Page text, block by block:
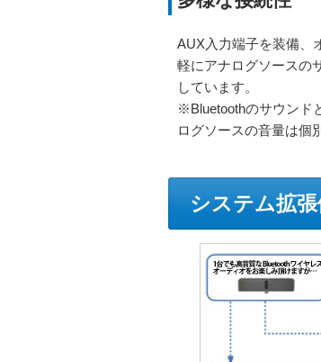
AUX入力端子を装備、
軽にアナログソースの
しています。
※Bluetoothのサウンド
ログソースの音量は個
システム拡張